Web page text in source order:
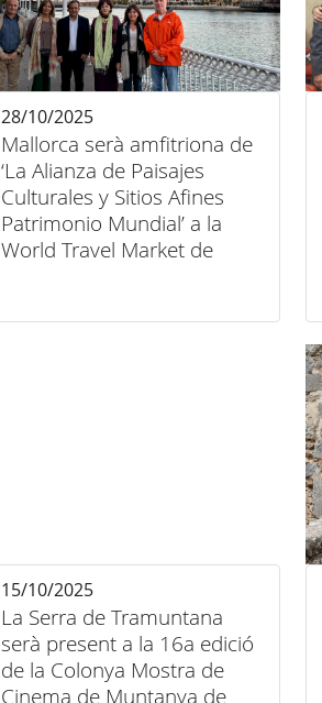
Mallorca serà amfitriona de
‘La Alianza de Paisajes
Culturales y Sitios Afines
Patrimonio Mundial’ a la
World Travel Market de
28/10/2025
La Serra de Tramuntana
serà present a la 16a edició
de la Colonya Mostra de
Cinema de Muntanya de
15/10/2025